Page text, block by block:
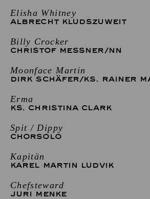
Elisha Whitney
ALBRECHT KLUDSZUWEIT
Billy Crocker
CHRISTOF MESSNER/NN
Moonface Martin
DIRK SCHÄFER/KS. RAINER
Erma
KS. CHRISTINA CLARK
Spit / Dippy
CHORSOLO
Kapitän
KAREL MARTIN LUDVIK
Chefsteward
JURI MENKE